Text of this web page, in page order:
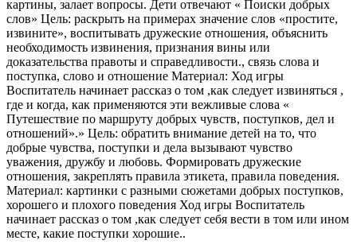
картины, залает вопросы. Дети отвечают « Поиски добрых
слов» Цель: раскрыть на примерах значение слов «простите,
извините», воспитывать дружеские отношения, объяснить
необходимость извинения, признания вины или
доказательства правоты и справедливости., связь слова и
поступка, слово и отношение Материал: Ход игры
Воспитатель начинает рассказ о том ,как следует извиняться ,
где и когда, как применяются эти вежливые слова «
Путешествие по маршруту добрых чувств, поступков, дел и
отношений».» Цель: обратить внимание детей на то, что
добрые чувства, поступки и дела вызывают чувство
уважения, дружбу и любовь. Формировать дружеские
отношения, закреплять правила этикета, правила поведения.
Материал: картинки с разными сюжетами добрых поступков,
хорошего и плохого поведения Ход игры Воспитатель
начинает рассказ о том ,как следует себя вести в том или ином
месте, какие поступки хорошие..